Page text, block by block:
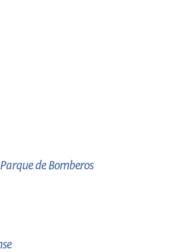
de Bomberos